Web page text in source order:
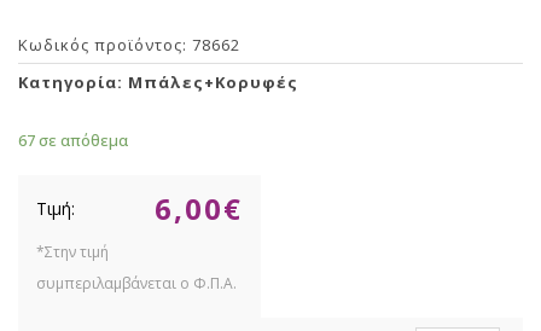
Κωδικός προϊόντος: 78662
Κατηγορία: Μπάλες+Κορυφές
67 σε απόθεμα
6,00€